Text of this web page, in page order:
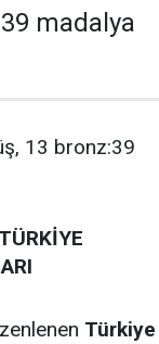
madalya
13 bronz:39
Türkiye